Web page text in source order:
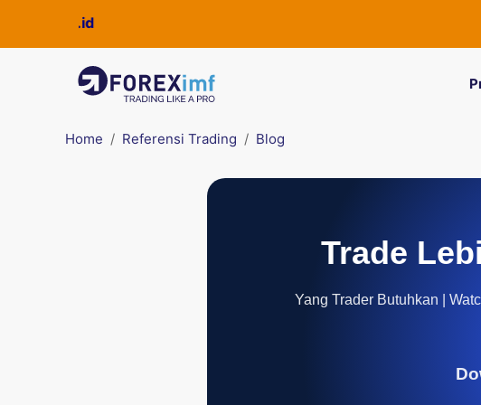
Home Referensi Trading Blog
Trade
Yang Trader Butuhkan |